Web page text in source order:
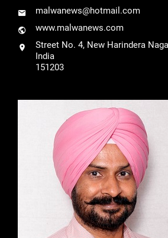
malwanews@hotmail.com
www.malwanews.com
Street No. 4, New Harindera
India
151203